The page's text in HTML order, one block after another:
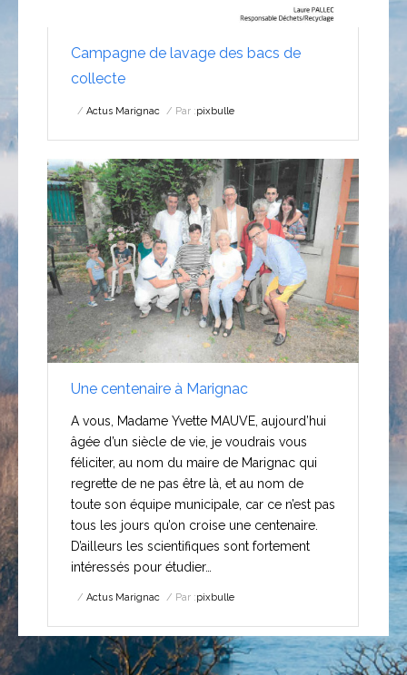
Campagne de lavage des bacs de
collecte
Actus Marignac Par :pixbulle
Une centenaire à Marignac
A vous, Madame Yvette MAUVE, aujourd’hui
âgée d’un siècle de vie, je voudrais vous
féliciter, au nom du maire de Marignac qui
regrette de ne pas être là, et au nom de
toute son équipe municipale, car ce n’est pas
tous les jours qu’on croise une centenaire.
D’ailleurs les scientifiques sont fortement
intéressés pour étudier…
Actus Marignac Par :pixbulle